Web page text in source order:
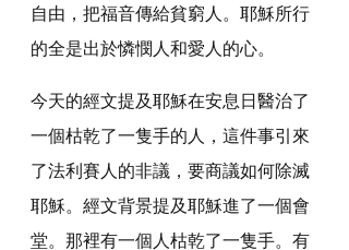
自由，把福音傳給貧窮人。耶穌所行
的全是出於憐憫人和愛人的心。
今天的經文提及耶穌在安息日醫治了
一個枯乾了一隻手的人，這件事引來
了法利賽人的非議，要商議如何除滅
耶穌。經文背景提及耶穌進了一個會
堂。那裡有一個人枯乾了一隻手。有